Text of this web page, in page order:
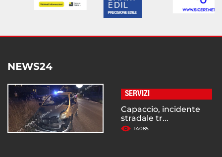
NEWS24
SERVIZI
Capaccio, incidente
stradale tr...
14085